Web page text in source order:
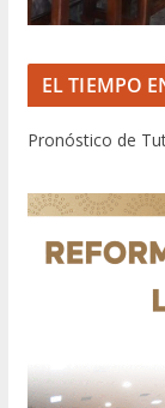
EL TIEMPO
Pronóstico de